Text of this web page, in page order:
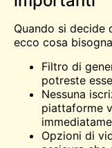
Quando si decide
ecco cosa
Filtro di
potreste
Nessuna
piattaforme
Opzioni di